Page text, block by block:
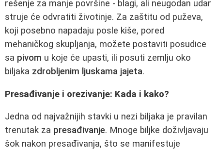
rešenje za manje površine - blagi, ali neugodan udar
struje će odvratiti životinje. Za zaštitu od puževa,
koji posebno napadaju posle kiše, pored
mehaničkog skupljanja, možete postaviti posudice
sa pivom u koje će upasti, ili posuti zemlju oko
biljaka zdrobljenim ljuskama jajeta.
Presađivanje i orezivanje: Kada i kako?
Jedna od najvažnijih stavki u nezi biljaka je pravilan
trenutak za presađivanje. Mnoge biljke doživljavaju
šok nakon presađivanja, što se manifestuje